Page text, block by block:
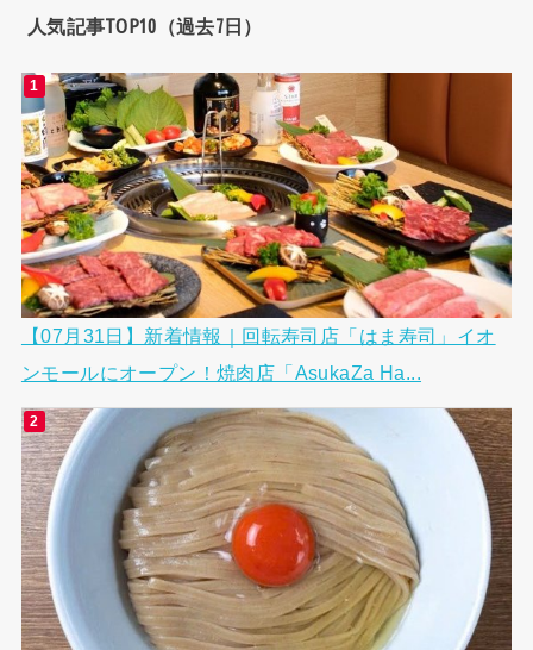
人気記事TOP10（過去7日）
【07月31日】新着情報｜回転寿司店「はま寿司」イオ
ンモールにオープン！焼肉店「AsukaZa Ha...